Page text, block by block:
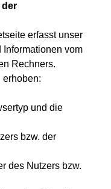
der
erfasst unser
Informationen vom
Rechners.
erhoben:
und die
bzw. der
des Nutzers bzw.